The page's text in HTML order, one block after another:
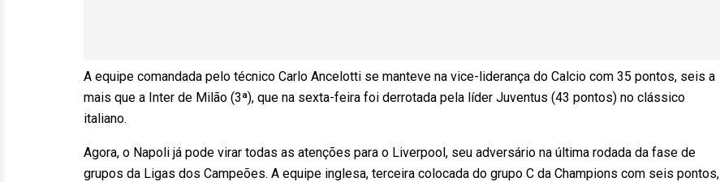
A equipe comandada pelo técnico Carlo Ancelotti se manteve na vice-liderança do Calcio com 35 pontos, seis a
mais que a Inter de Milão (3ª), que na sexta-feira foi derrotada pela líder Juventus (43 pontos) no clássico
italiano.
Agora, o Napoli já pode virar todas as atenções para o Liverpool, seu adversário na última rodada da fase de
grupos da Ligas dos Campeões. A equipe inglesa, terceira colocada do grupo C da Champions com seis pontos,